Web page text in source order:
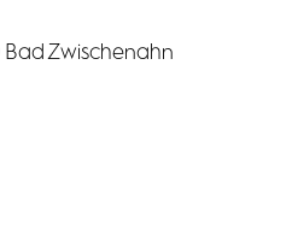
Bad Zwischenahn